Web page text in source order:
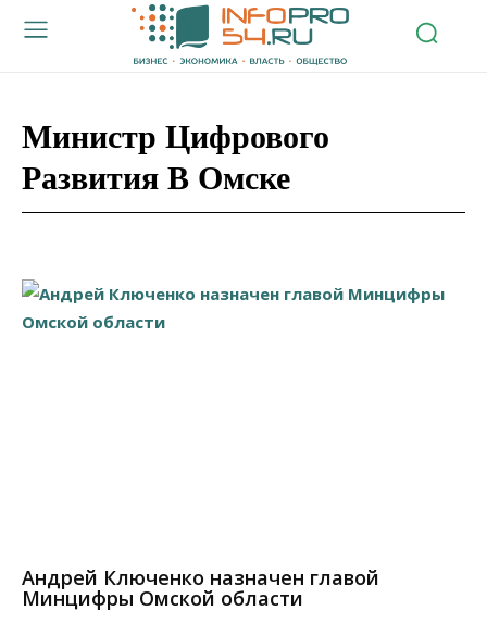
Министр Цифрового
Развития В Омске
Андрей Ключенко назначен главой
Минцифры Омской области